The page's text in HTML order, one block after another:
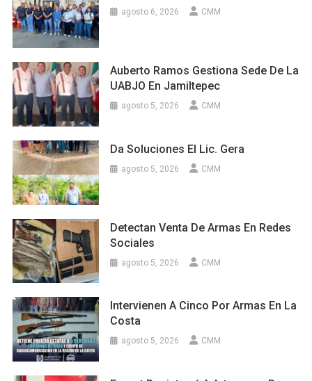
agosto 6, 2026 CMM
Auberto Ramos Gestiona Sede De La
UABJO En Jamiltepec
agosto 5, 2026 CMM
Da Soluciones El Lic. Gera
agosto 5, 2026 CMM
Detectan Venta De Armas En Redes
Sociales
agosto 5, 2026 CMM
Intervienen A Cinco Por Armas En La
Costa
agosto 5, 2026 CMM